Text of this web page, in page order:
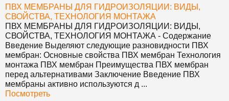
ПВХ МЕМБРАНЫ ДЛЯ ГИДРОИЗОЛЯЦИИ: ВИДЫ,
СВОЙСТВА, ТЕХНОЛОГИЯ МОНТАЖА
ПВХ МЕМБРАНЫ ДЛЯ ГИДРОИЗОЛЯЦИИ: ВИДЫ,
СВОЙСТВА, ТЕХНОЛОГИЯ МОНТАЖА - Содержание
Введение Выделяют следующие разновидности ПВХ
мембран: Основные свойства ПВХ мембран Технология
монтажа ПВХ мембран Преимущества ПВХ мембран
перед альтернативами Заключение Введение ПВХ
мембраны активно используются д ...
Посмотреть